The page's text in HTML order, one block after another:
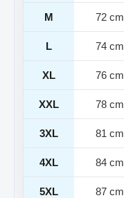
M 72 cm
L 74 cm
XL 76 cm
XXL 78 cm
3XL 81 cm
4XL 84 cm
5XL 87 cm